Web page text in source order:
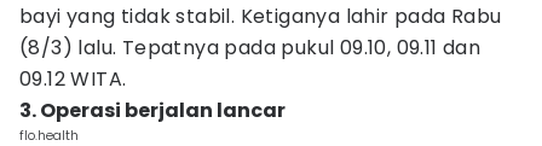
bayi yang tidak stabil. Ketiganya lahir pada Rabu
(8/3) lalu. Tepatnya pada pukul 09.10, 09.11 dan
09.12 WITA.
3. Operasi berjalan lancar
flo.health